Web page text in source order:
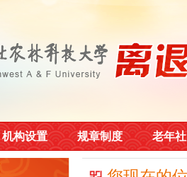
机构设置 规章制度 老年